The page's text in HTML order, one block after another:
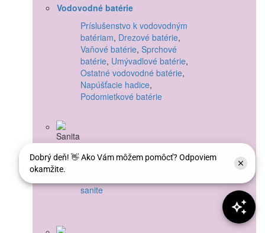
Vodovodné batérie
Príslušenstvo k vodovodným
batériam, Drezové batérie,
Vaňové batérie, Sprchové
batérie, Umývadlové batérie,
Ostatné vodovodné batérie,
Napúšťacie hadice,
Podomietkové batérie
Umývadlá
Sifóny
sanite